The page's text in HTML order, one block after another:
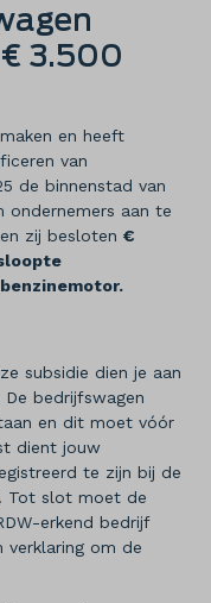
3.500
en heeft
van
de binnenstad van
ondernemers aan te
zij besloten €
subsidie dien je aan
bedrijfswagen
en dit moet vóór
dient jouw
te zijn bij de
Tot slot moet de
erkend bedrijf
verklaring om de